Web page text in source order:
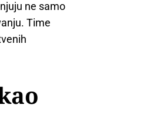
ne samo
Time